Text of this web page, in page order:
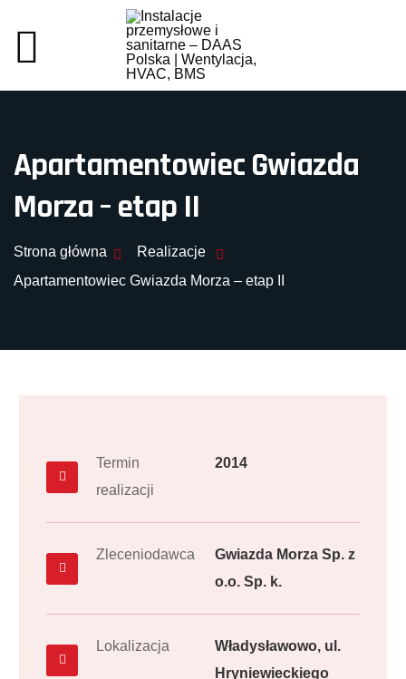
Apartamentowiec Gwiazda
Morza – etap II
Strona główna
Realizacje
Apartamentowiec Gwiazda Morza – etap II
Termin
realizacji
2014
Zleceniodawca
Gwiazda Morza Sp. z
o.o. Sp. k.
Lokalizacja
Władysławowo, ul.
Hryniewieckiego